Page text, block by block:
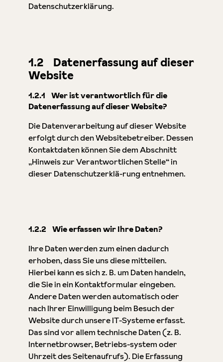
Datenschutzerklärung.
1.2 Datenerfassung auf dieser
Website
1.2.1 Wer ist verantwortlich für die
Datenerfassung auf dieser Website?
Die Datenverarbeitung auf dieser Website
erfolgt durch den Websitebetreiber. Dessen
Kontaktdaten können Sie dem Abschnitt
„Hinweis zur Verantwortlichen Stelle“ in
dieser Datenschutzerklä-rung entnehmen.
1.2.2 Wie erfassen wir Ihre Daten?
Ihre Daten werden zum einen dadurch
erhoben, dass Sie uns diese mitteilen.
Hierbei kann es sich z. B. um Daten handeln,
die Sie in ein Kontaktformular eingeben.
Andere Daten werden automatisch oder
nach Ihrer Einwilligung beim Besuch der
Website durch unsere IT-Systeme erfasst.
Das sind vor allem technische Daten (z. B.
Internetbrowser, Betriebs-system oder
Uhrzeit des Seitenaufrufs). Die Erfassung